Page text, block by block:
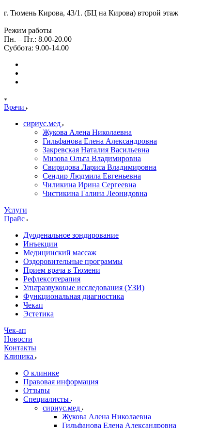
г. Тюмень Кирова, 43/1. (БЦ на Кирова) второй этаж
Режим работы
Пн. – Пт.: 8.00-20.00
Суббота: 9.00-14.00
Врачи
сириус.мед
Жукова Алена Николаевна
Гильфанова Елена Александровна
Закревская Наталия Васильевна
Мизова Ольга Владимировна
Свиридова Лариса Владимировна
Сендир Людмила Евгеньевна
Чиликина Ирина Сергеевна
Чистикина Галина Леонидовна
Услуги
Прайс
Дуоденальное зондирование
Инъекции
Медицинский массаж
Оздоровительные программы
Прием врача в Тюмени
Рефлексотерапия
Ультразвуковые исследования (УЗИ)
Функциональная диагностика
Чекап
Эстетика
Чек-ап
Новости
Контакты
Клиника
О клинике
Правовая информация
Отзывы
Специалисты
сириус.мед
Жукова Алена Николаевна
Гильфанова Елена Александровна